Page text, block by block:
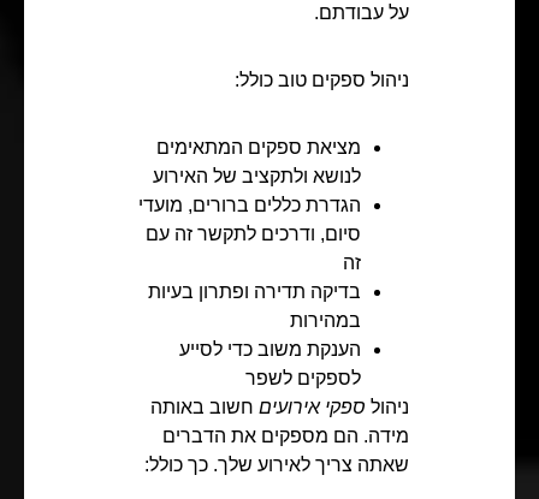
על עבודתם.
ניהול ספקים טוב כולל:
מציאת ספקים המתאימים
לנושא ולתקציב של האירוע
הגדרת כללים ברורים, מועדי
סיום, ודרכים לתקשר זה עם
זה
בדיקה תדירה ופתרון בעיות
במהירות
הענקת משוב כדי לסייע
לספקים לשפר
ניהול ספקי אירועים חשוב באותה
מידה. הם מספקים את הדברים
שאתה צריך לאירוע שלך. כך כולל: